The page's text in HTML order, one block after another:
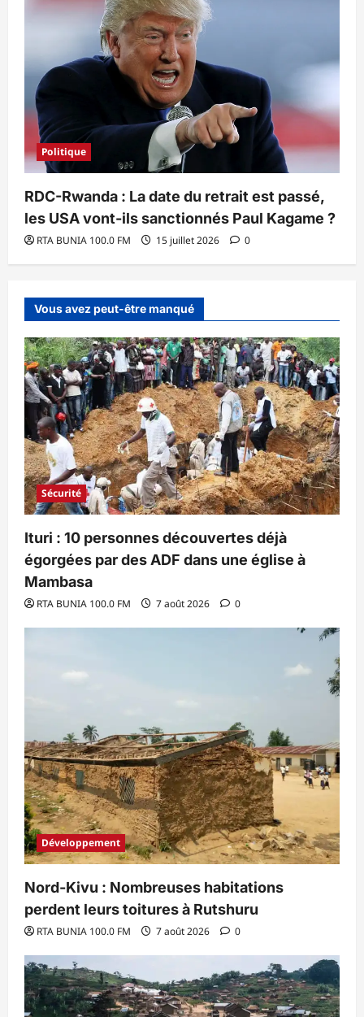
Politique
RDC-Rwanda : La date du retrait est passé,
les USA vont-ils sanctionnés Paul Kagame ?
RTA BUNIA 100.0 FM 15 juillet 2026 0
Vous avez peut-être manqué
Sécurité
Ituri : 10 personnes découvertes déjà
égorgées par des ADF dans une église à
Mambasa
RTA BUNIA 100.0 FM 7 août 2026 0
Développement
Nord-Kivu : Nombreuses habitations
perdent leurs toitures à Rutshuru
RTA BUNIA 100.0 FM 7 août 2026 0